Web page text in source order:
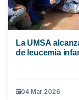
La UMSA
de leucemia
04 Mar 2026